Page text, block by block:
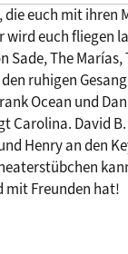
die euch mit ihren
euch fliegen
Sade, The
ruhigen
Ocean und
Carolina. David
Henry an den
mit Freunden hat!